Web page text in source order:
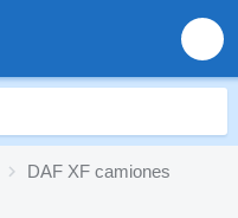
DAF XF camiones